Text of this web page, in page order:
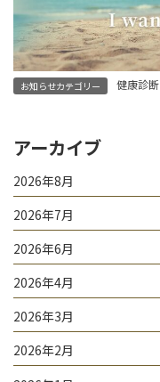
お知らせカテゴリー 健康診断
アーカイブ
2026年8月
2026年7月
2026年6月
2026年4月
2026年3月
2026年2月